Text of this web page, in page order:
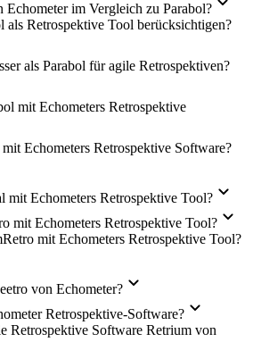
Echometer im Vergleich zu Parabol?
als Retrospektive Tool berücksichtigen?
als Parabol für agile Retrospektiven?
mit Echometers Retrospektive
Echometers Retrospektive Software?
mit Echometers Retrospektive Tool?
mit Echometers Retrospektive Tool?
mit Echometers Retrospektive Tool?
von Echometer?
Retrospektive-Software?
Retrospektive Software Retrium von